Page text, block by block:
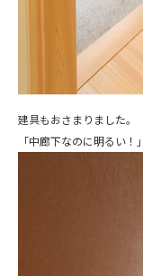
建具もおさまりました。
「中廊下なのに明るい